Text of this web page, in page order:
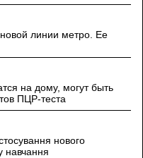
линии метро. Ее
на дому, могут быть
ПЦР-теста
нового
навчання